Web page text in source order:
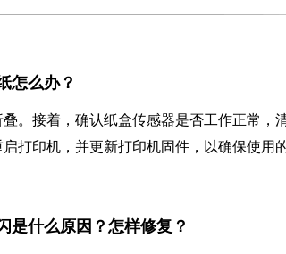
怎么办？
。接着，确认纸盒传感器是否工作正常，
打印机，并更新打印机固件，以确保使用
是什么原因？怎样修复？